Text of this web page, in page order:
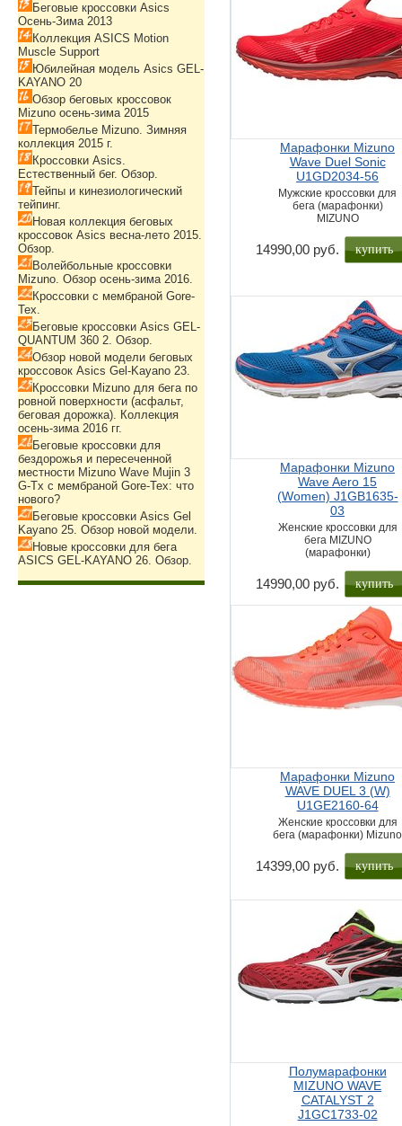
Марафонки Mizuno
Wave Duel Sonic
U1GD2034-56
Мужские кроссовки для
бега (марафонки)
MIZUNO
14990,00 руб. купить
Марафонки Mizuno
Wave Aero 15
(Women) J1GB1635-
03
Женские кроссовки для
бега MIZUNO
(марафонки)
14990,00 руб. купить
Марафонки Mizuno
WAVE DUEL 3 (W)
U1GE2160-64
Женские кроссовки для
бега (марафонки) Mizuno
14399,00 руб. купить
Полумарафонки
MIZUNO WAVE
CATALYST 2
J1GC1733-02
Беговые кроссовки Asics
Осень-Зима 2013
Коллекция ASICS Motion
Muscle Support
Юбилейная модель Asics GEL-
KAYANO 20
Обзор беговых кроссовок
Mizuno осень-зима 2015
Термобелье Mizuno. Зимняя
коллекция 2015 г.
Кроссовки Asics.
Естественный бег. Обзор.
Тейпы и кинезиологический
тейпинг.
Новая коллекция беговых
кроссовок Asics весна-лето 2015.
Обзор.
Волейбольные кроссовки
Mizuno. Обзор осень-зима 2016.
Кроссовки с мембраной Gore-
Tex.
Беговые кроссовки Asics GEL-
QUANTUM 360 2. Обзор.
Обзор новой модели беговых
кроссовок Asics Gel-Kayano 23.
Кроссовки Mizuno для бега по
ровной поверхности (асфальт,
беговая дорожка). Коллекция
осень-зима 2016 гг.
Беговые кроссовки для
бездорожья и пересеченной
местности Mizuno Wave Mujin 3
G-Tx с мембраной Gore-Tex: что
нового?
Беговые кроссовки Asics Gel
Kayano 25. Обзор новой модели.
Новые кроссовки для бега
ASICS GEL-KAYANO 26. Обзор.